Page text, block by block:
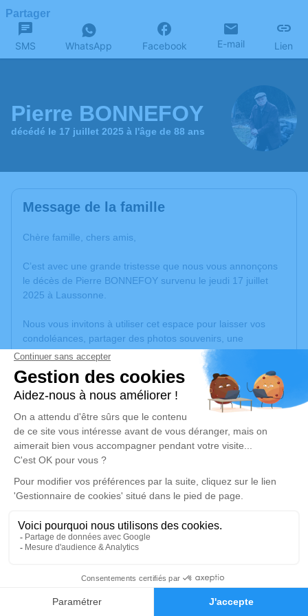
Faire-part Hommages
Partager
SMS WhatsApp Facebook E-mail Lien
Pierre BONNEFOY
décédé le 17 juillet 2025 à l'âge de 88 ans
Message de la famille
Chère famille, chers amis,
C’est avec une grande tristesse que nous vous annonçons
le décès de Pierre BONNEFOY survenu le jeudi 17 juillet
2025 à Laussonne.
Nous vous invitons à utiliser cet espace pour laisser vos
condoléances, partager des photos souvenirs, une
anecdote ou exprimer vos pensées à travers des poèmes
ou des textes. Cet endroit est un lieu d'expression dédié à
honorer la mémoire de Pierre BONNEFOY.
Un service de plantation d’arbre hommage estdisponible
samedi 19 juillet 2025 à 14h30
Église de Laussonne
43150 Laussonne
Je rends hommage